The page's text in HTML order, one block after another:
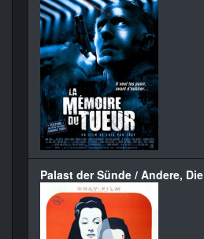
Palast der Sünde / Andere, Die